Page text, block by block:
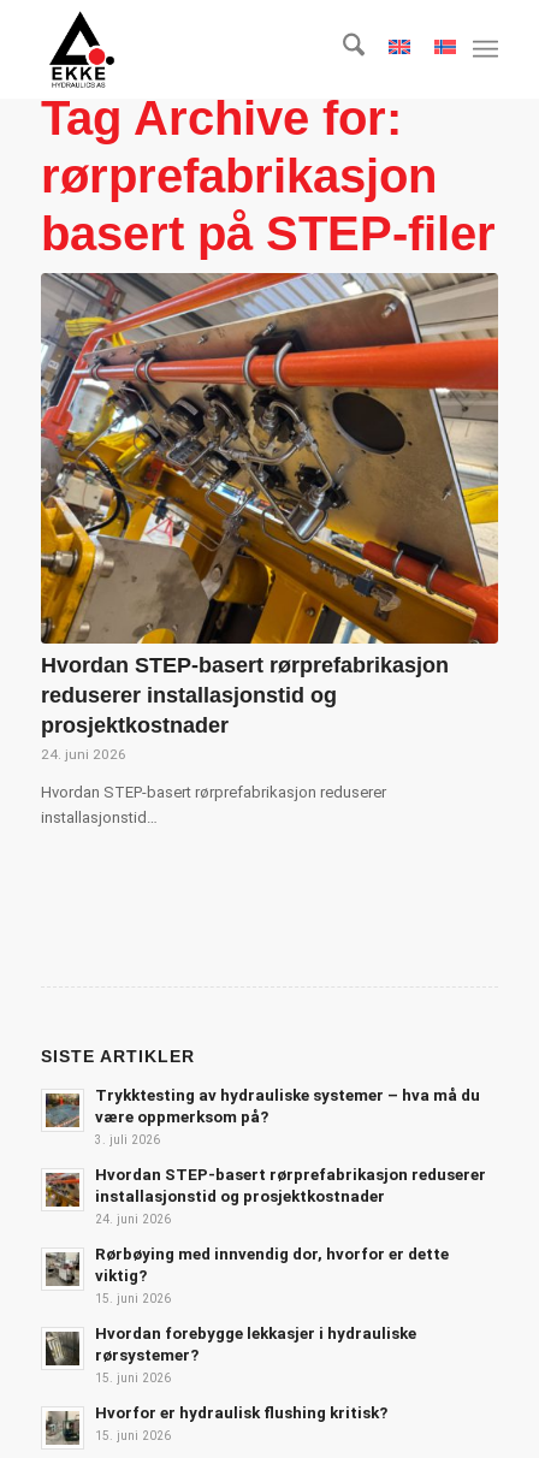
Tag Archive for:
rørprefabrikasjon
basert på STEP-filer
Hvordan STEP-basert rørprefabrikasjon
reduserer installasjonstid og
prosjektkostnader
24. juni 2026
Hvordan STEP-basert rørprefabrikasjon reduserer
installasjonstid…
SISTE ARTIKLER
Trykktesting av hydrauliske systemer – hva må du
være oppmerksom på?
3. juli 2026
Hvordan STEP-basert rørprefabrikasjon reduserer
installasjonstid og prosjektkostnader
24. juni 2026
Rørbøying med innvendig dor, hvorfor er dette
viktig?
15. juni 2026
Hvordan forebygge lekkasjer i hydrauliske
rørsystemer?
15. juni 2026
Hvorfor er hydraulisk flushing kritisk?
15. juni 2026